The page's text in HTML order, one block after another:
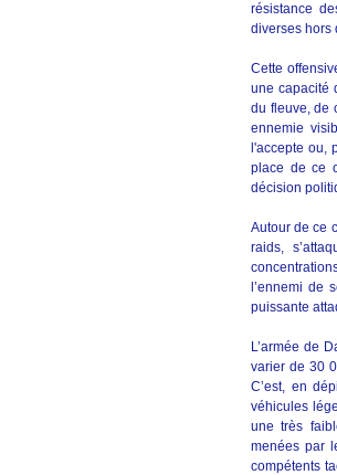
résistance
diverses hors
Cette
une capacité
du fleuve, de
ennemie
l'accepte ou,
place de ce
décision
Autour de ce
raids,
l’ennemi de
puissante
L’armée de
varier de 30
C’est, en
véhicules
une très
menées par
compétents